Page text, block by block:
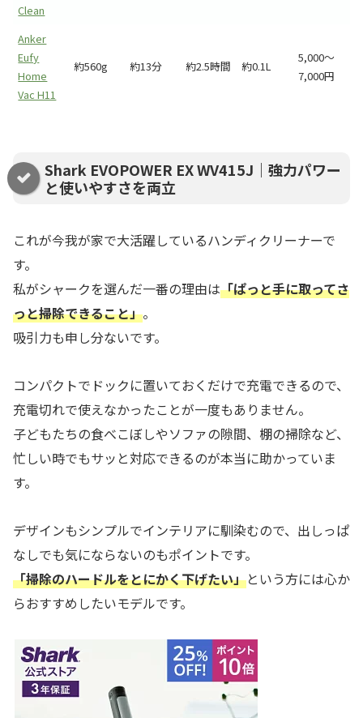
Clean
Anker
Eufy
Home
Vac H11
約560g 約13分 約2.5時間 約0.1L
5,000〜
7,000円
Shark EVOPOWER EX WV415J｜強力パワー
と使いやすさを両立
これが今我が家で大活躍しているハンディクリーナーで
す。
私がシャークを選んだ一番の理由は「ぱっと手に取ってさ
っと掃除できること」。
吸引力も申し分ないです。
コンパクトでドックに置いておくだけで充電できるので、
充電切れで使えなかったことが一度もありません。
子どもたちの食べこぼしやソファの隙間、棚の掃除など、
忙しい時でもサッと対応できるのが本当に助かっていま
す。
デザインもシンプルでインテリアに馴染むので、出しっぱ
なしでも気にならないのもポイントです。
「掃除のハードルをとにかく下げたい」という方には心か
らおすすめしたいモデルです。